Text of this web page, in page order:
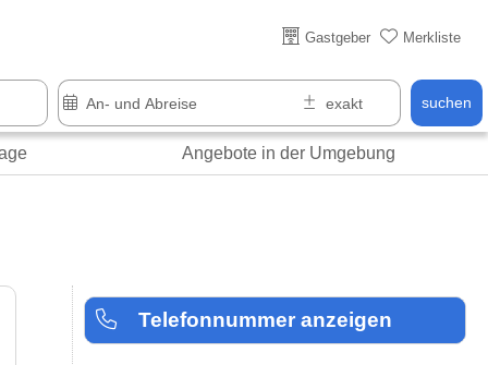
Gastgeber Merkliste
suchen
Über 25 Jahre online
Angebote in der Umgebung
Telefonnummer anzeigen